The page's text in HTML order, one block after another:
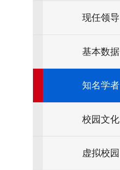
现任领导
基本数据
知名学者
校园文化
虚拟校园